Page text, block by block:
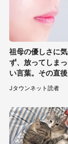
祖母の優しさに
ず、放ってしま
い言葉。その直
テーブルの上で
ものは（福岡県
女性）
Jタウンネット読者